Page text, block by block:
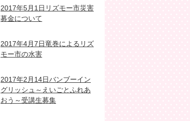
2017年5月1日リズモー市災害
募金について
2017年4月7日竜巻によるリズ
モー市の水害
2017年2月14日バンブーイン
グリッシュ～えいごとふれあ
おう～受講生募集